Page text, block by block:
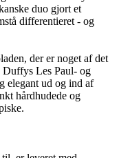
duo gjort et
differentieret - og
der er noget af det
Les Paul- og
elegant ud og ind af
hårdhudede og